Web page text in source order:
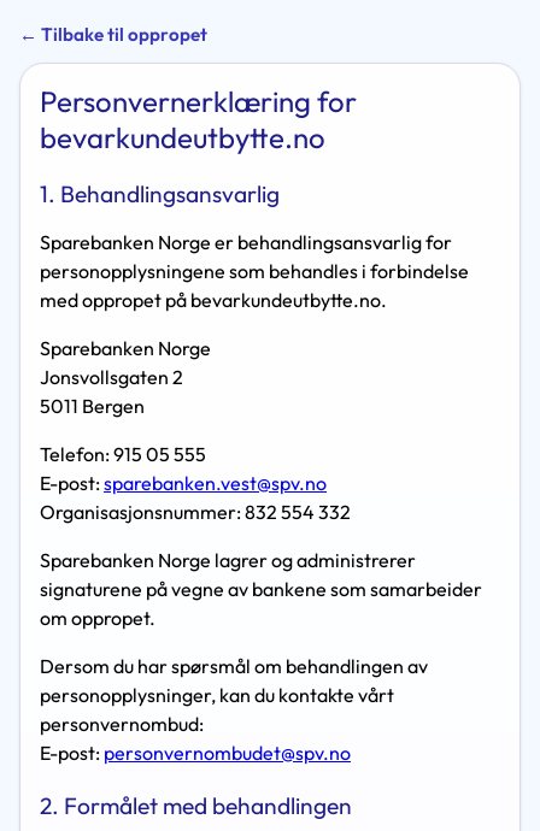
← Tilbake til oppropet
Personvernerklæring for
bevarkundeutbytte.no
1. Behandlingsansvarlig
Sparebanken Norge er behandlingsansvarlig for
personopplysningene som behandles i forbindelse
med oppropet på bevarkundeutbytte.no.
Sparebanken Norge
Jonsvollsgaten 2
5011 Bergen
Telefon: 915 05 555
E-post:sparebanken.vest@spv.no
Organisasjonsnummer: 832 554 332
Sparebanken Norge lagrer og administrerer
signaturene på vegne av bankene som samarbeider
om oppropet.
Dersom du har spørsmål om behandlingen av
personopplysninger, kan du kontakte vårt
personvernombud:
E-post: personvernombudet@spv.no
2. Formålet med behandlingen